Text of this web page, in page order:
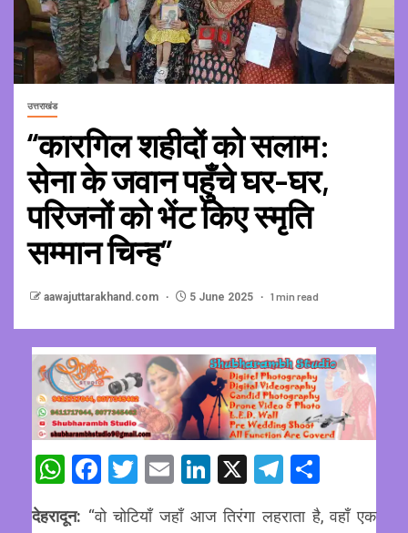
उत्तराखंड
“कारगिल शहीदों को सलाम:
सेना के जवान पहुँचे घर-घर,
परिजनों को भेंट किए स्मृति
सम्मान चिन्ह”
aawajuttarakhand.com 5 June 2025 1 min read
WhatsApp
Facebook
Twitter
EmailLinkedIn
X Telegram
देहरादून: “वो चोटियाँ जहाँ आज तिरंगा लहराता है, वहाँ एक